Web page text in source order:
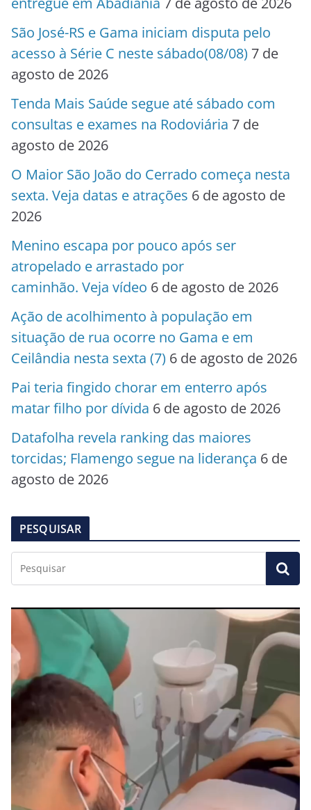
São José-RS e Gama iniciam disputa pelo
acesso à Série C neste sábado(08/08) 7 de
agosto de 2026
Tenda Mais Saúde segue até sábado com
consultas e exames na Rodoviária 7 de
agosto de 2026
O Maior São João do Cerrado começa nesta
sexta. Veja datas e atrações 6 de agosto de
2026
Menino escapa por pouco após ser
atropelado e arrastado por
caminhão. Veja vídeo 6 de agosto de 2026
Ação de acolhimento à população em
situação de rua ocorre no Gama e em
Ceilândia nesta sexta (7) 6 de agosto de 2026
Pai teria fingido chorar em enterro após
matar filho por dívida 6 de agosto de 2026
Datafolha revela ranking das maiores
torcidas; Flamengo segue na liderança 6 de
agosto de 2026
PESQUISAR